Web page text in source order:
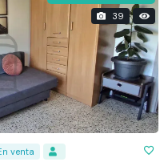
39
venta